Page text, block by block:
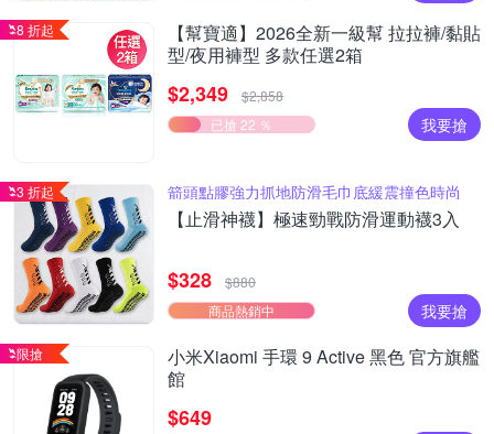
8 折起
【幫寶適】2026全新一級幫 拉拉褲/黏貼
型/夜用褲型 多款任選2箱
$2,349
$2,858
已搶 22 ％
我要搶
3 折起 箭頭點膠強力抓地防滑毛巾底緩震撞色時尚
【止滑神襪】極速勁戰防滑運動襪3入
$328
$880
商品熱銷中
我要搶
限搶
小米Xiaomi 手環 9 Active 黑色 官方旗艦
館
$649